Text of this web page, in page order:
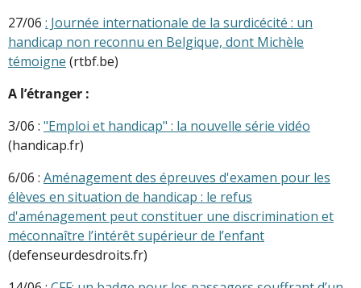
27/06 : Journée internationale de la surdicécité : un
handicap non reconnu en Belgique, dont Michèle
témoigne (rtbf.be)
A l’étranger :
3/06 : "Emploi et handicap" : la nouvelle série vidéo
(handicap.fr)
6/06 : Aménagement des épreuves d'examen pour les
élèves en situation de handicap : le refus
d'aménagement peut constituer une discrimination et
méconnaître l’intérêt supérieur de l’enfant
(defenseurdesdroits.fr)